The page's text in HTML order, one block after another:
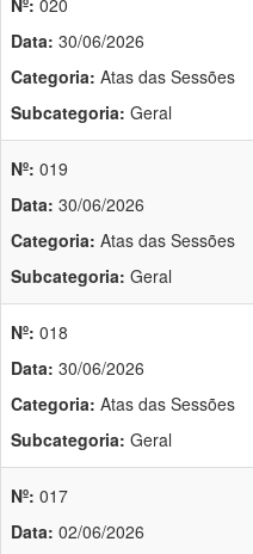
Nº: 020
Data: 30/06/2026
Categoria: Atas das Sessões
Subcategoria: Geral
Nº: 019
Data: 30/06/2026
Categoria: Atas das Sessões
Subcategoria: Geral
Nº: 018
Data: 30/06/2026
Categoria: Atas das Sessões
Subcategoria: Geral
Nº: 017
Data: 02/06/2026